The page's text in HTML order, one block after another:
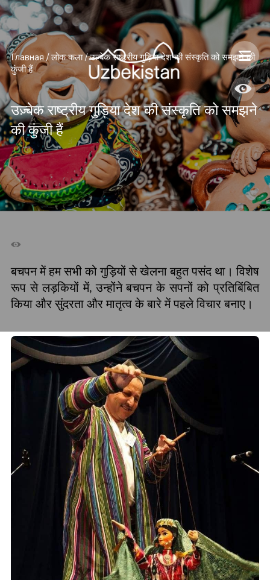
Главная / लोक कला / उज़्बेक राष्ट्रीय गुड़िया देश की संस्कृति को समझने की
कुंजी हैं
उज़्बेक राष्ट्रीय गुड़िया देश की संस्कृति को समझने
की कुंजी हैं
बचपन में हम सभी को गुड़ियों से खेलना बहुत पसंद था। विशेष
रूप से लड़कियों में,उन्होंने बचपन के सपनों को प्रतिबिंबित
किया और सुंदरता और मातृत्व के बारे में पहले विचार बनाए।